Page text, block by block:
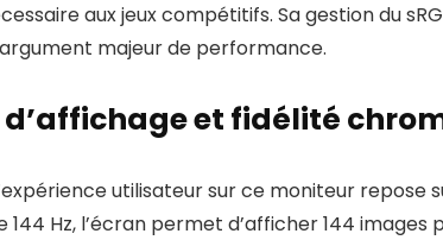
aux jeux compétitifs. Sa gestion du
argument majeur de performance.
et fidélité
utilisateur sur ce moniteur repose
144 Hz, l’écran permet d’afficher 144